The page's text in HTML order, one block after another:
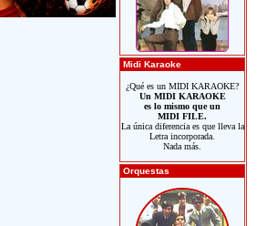
Midi Karaoke
¿Qué es un MIDI KARAOKE?
Un MIDI KARAOKE
es lo mismo que un
MIDI FILE.
La única diferencia es que lleva la
Letra incorporada.
Nada más.
Orquestas